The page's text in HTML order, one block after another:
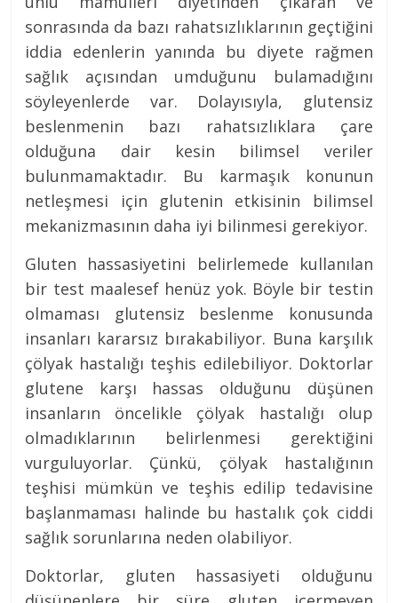
sonrasında da bazı rahatsızlıklarının geçtiğini
iddia edenlerin yanında bu diyete rağmen
sağlık açısından umduğunu bulamadığını
söyleyenlerde var. Dolayısıyla, glutensiz
beslenmenin bazı rahatsızlıklara çare
olduğuna dair kesin bilimsel veriler
bulunmamaktadır. Bu karmaşık konunun
netleşmesi için glutenin etkisinin bilimsel
mekanizmasının daha iyi bilinmesi gerekiyor.
Gluten hassasiyetini belirlemede kullanılan
bir test maalesef henüz yok. Böyle bir testin
olmaması glutensiz beslenme konusunda
insanları kararsız bırakabiliyor. Buna karşılık
çölyak hastalığı teşhis edilebiliyor. Doktorlar
glutene karşı hassas olduğunu düşünen
insanların öncelikle çölyak hastalığı olup
olmadıklarının belirlenmesi gerektiğini
vurguluyorlar. Çünkü, çölyak hastalığının
teşhisi mümkün ve teşhis edilip tedavisine
başlanmaması halinde bu hastalık çok ciddi
sağlık sorunlarına neden olabiliyor.
Doktorlar, gluten hassasiyeti olduğunu